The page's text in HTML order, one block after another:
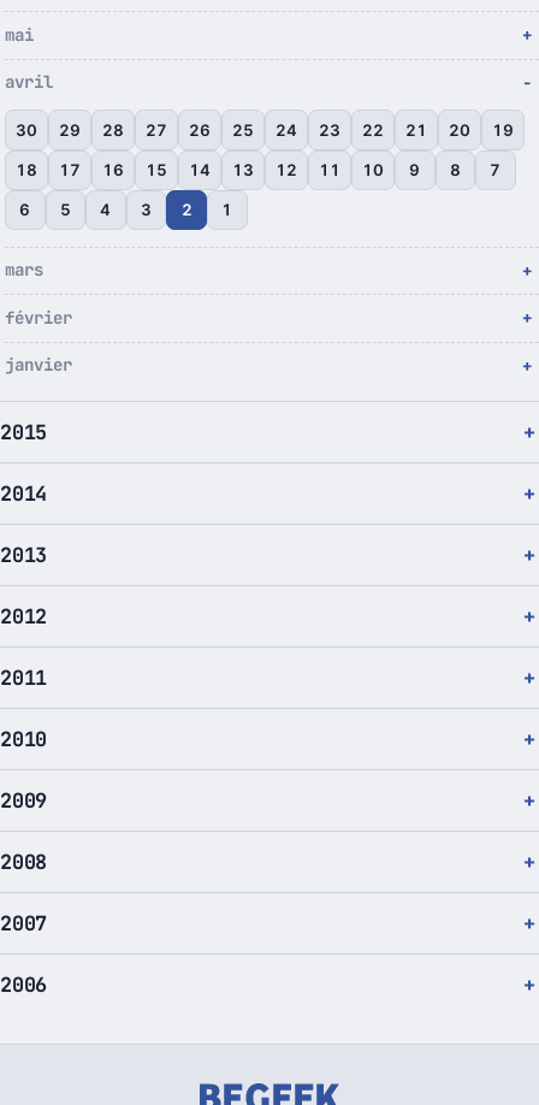
mai
avril
30 29 28 27 26 25 24 23 22 21 20 19
18 17 16 15 14 13 12 11 10 9 8 7
6 5 4 3 2 1
mars
février
janvier
2015
2014
2013
2012
2011
2010
2009
2008
2007
2006